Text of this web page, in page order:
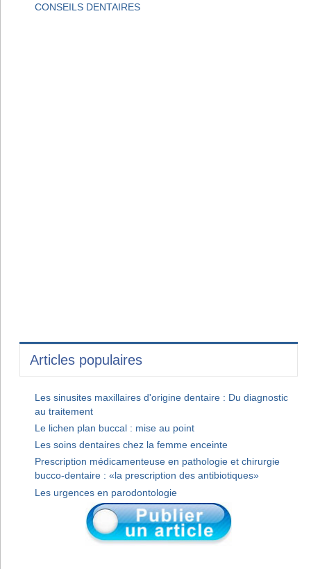
CONSEILS DENTAIRES
Articles populaires
Les sinusites maxillaires d'origine dentaire : Du diagnostic
au traitement
Le lichen plan buccal : mise au point
Les soins dentaires chez la femme enceinte
Prescription médicamenteuse en pathologie et chirurgie
bucco-dentaire : «la prescription des antibiotiques»
Les urgences en parodontologie